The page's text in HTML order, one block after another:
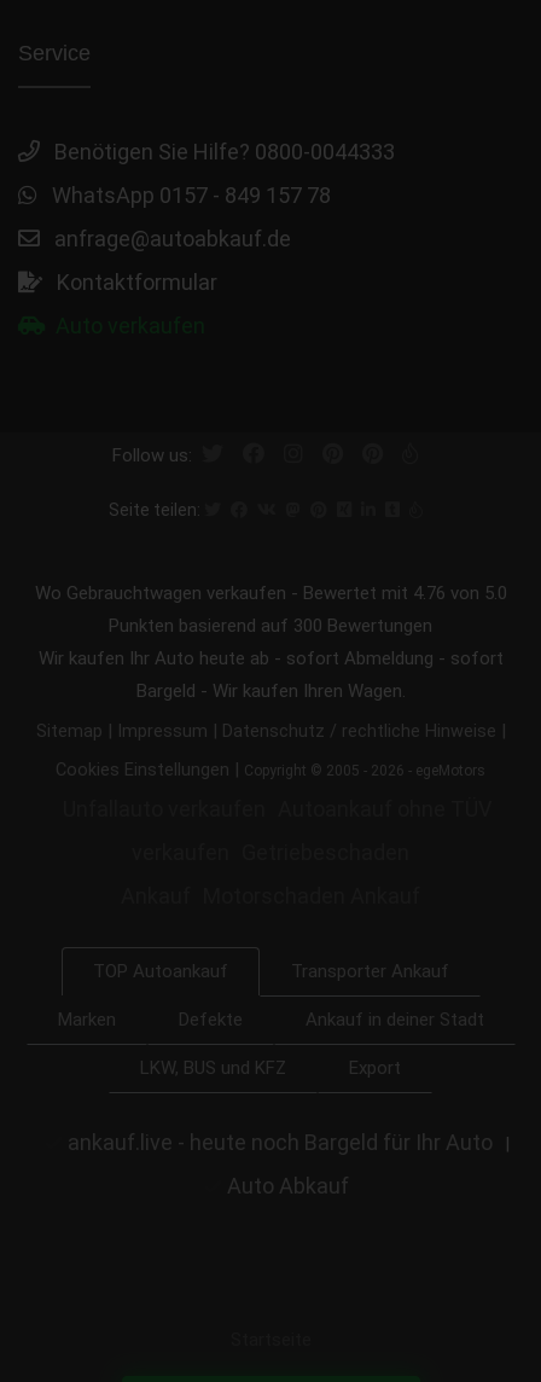
Service
Benötigen Sie Hilfe? 0800-0044333
WhatsApp 0157 - 849 157 78
anfrage@autoabkauf.de
Kontaktformular
Follow us:
Seite teilen:
Wo Gebrauchtwagen verkaufen - Bewertet mit 4.76 von 5.0
Punkten basierend auf 300 Bewertungen
Wir kaufen Ihr Auto heute ab - sofort Abmeldung - sofort
Bargeld - Wir kaufen Ihren Wagen.
Sitemap | Impressum | Datenschutz / rechtliche Hinweise |
Cookies Einstellungen | Copyright © 2005 - 2026 - egeMotors
TOP Autoankauf Transporter Ankauf
Marken Defekte Ankauf in deiner Stadt
LKW, BUS und KFZ Export
ankauf.live - heute noch Bargeld für Ihr Auto |
Auto Abkauf